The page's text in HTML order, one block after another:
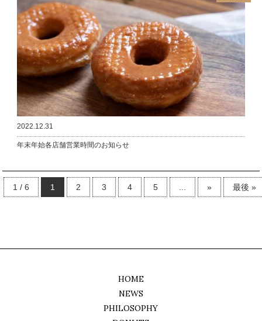
2022.12.31
年末年始各店舗営業時間のお知らせ
1 / 6 1 2 3 4 5 ... » 最後 »
HOME
NEWS
PHILOSOPHY